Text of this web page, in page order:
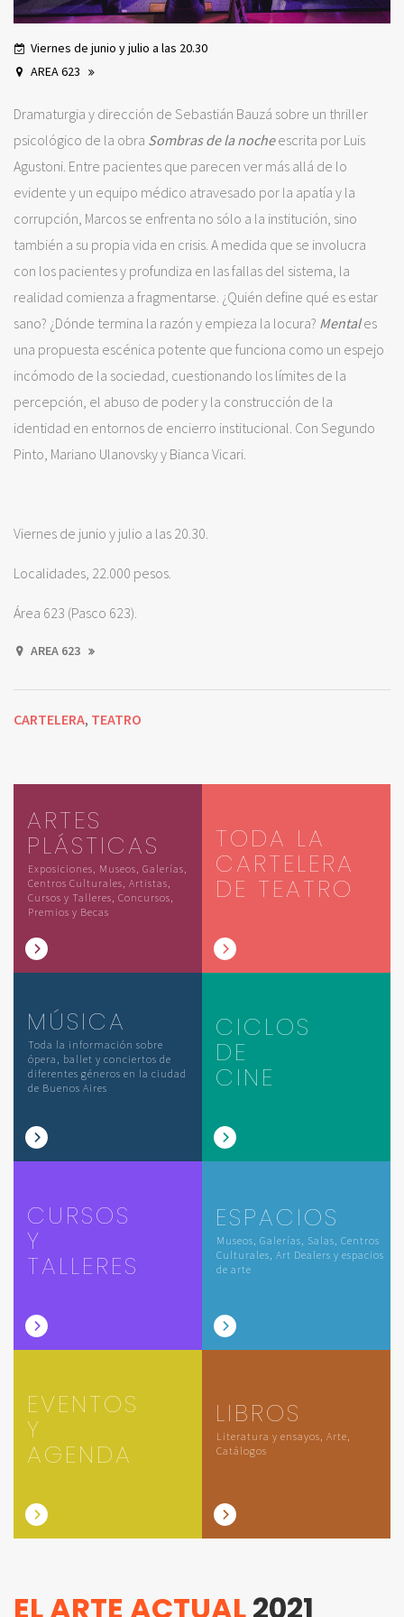
Viernes de junio y julio a las 20.30
AREA 623
Dramaturgia y dirección de Sebastián Bauzá sobre un thriller
psicológico de la obra Sombras de la nocheescrita por Luis
Agustoni. Entre pacientes que parecen ver más allá de lo
evidente y un equipo médico atravesado por la apatía y la
corrupción, Marcos se enfrenta no sólo a la institución, sino
también a su propia vida en crisis. A medida que se involucra
con los pacientes y profundiza en las fallas del sistema, la
realidad comienza a fragmentarse. ¿Quién define qué es estar
sano? ¿Dónde termina la razón y empieza la locura? Mentales
una propuesta escénica potente que funciona como un espejo
incómodo de la sociedad, cuestionando los límites de la
percepción, el abuso de poder y la construcción de la
identidad en entornos de encierro institucional. Con Segundo
Pinto, Mariano Ulanovsky y Bianca Vicari.
Viernes de junio y julio a las 20.30.
Localidades, 22.000 pesos.
Área 623 (Pasco 623).
AREA 623
CARTELERA, TEATRO
ARTES
PLÁSTICAS
Exposiciones, Museos, Galerías,
Centros Culturales, Artistas,
Cursos y Talleres, Concursos,
Premios y Becas
TODA LA
CARTELERA
DE TEATRO
MÚSICA
Toda la información sobre
ópera, ballet y conciertos de
diferentes géneros en la ciudad
de Buenos Aires
CICLOS
DE
CINE
CURSOS
Y
TALLERES
ESPACIOS
Museos, Galerías, Salas, Centros
Culturales, Art Dealers y espacios
de arte
EVENTOS
Y
AGENDA
LIBROS
Literatura y ensayos, Arte,
Catálogos
EL ARTE ACTUAL2021